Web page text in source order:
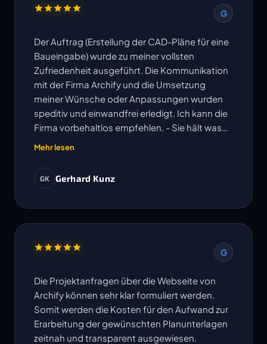
G
Der Auftrag (Erstellung der CAD-Pläne für eine
Baueingabe) wurde zu meiner vollsten
Zufriedenheit ausgeführt. Die Kommunikation
mit der Firma Archify und die Umsetzung
meiner Wünsche oder Anpassungen wurden
speditiv und einwandfrei erledigt. Ich kann die
Firma vorbehaltlos empfehlen. - Sie hält was
ihre Website verspricht!
Mehr lesen
GK Gerhard Kunz
G
Die Projektanfragen über die Webseite von
Archify können sehr klar formuliert werden.
Somit werden die Kosten für den Aufwand zur
Erarbeitung der gewünschten Planunterlagen
zeitnah und transparent ausgewiesen.